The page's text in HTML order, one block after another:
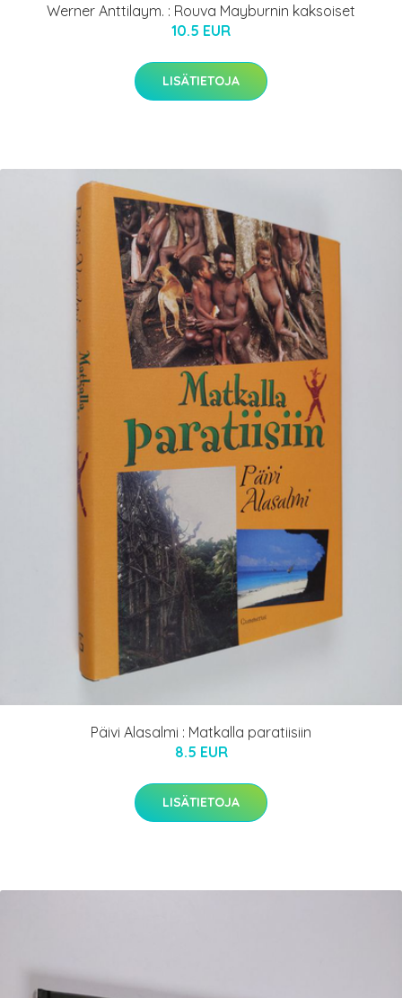
Werner Anttilaym. : Rouva Mayburnin kaksoiset
10.5 EUR
LISÄTIETOJA
Päivi Alasalmi : Matkalla paratiisiin
8.5 EUR
LISÄTIETOJA